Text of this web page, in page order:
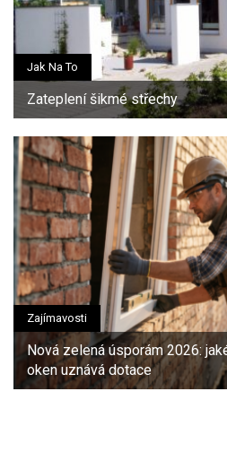
Jak Na To
Zateplení šikmé střechy
Zajímavosti
Nová zelená úsporám 2026:
oken uznává dotace